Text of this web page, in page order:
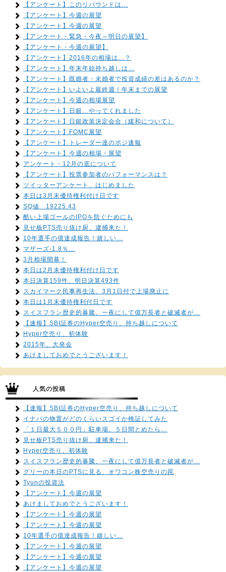
【アンケート】このリバウンドは…
【アンケート】今週の展望
【アンケート】今週の展望
【アンケート・緊急・今夜～明日の展望】
【アンケート・今週の展望】
【アンケート】2016年の相場は…？
【アンケート】年末年始持ち越しは…
【アンケート】既婚者・未婚者で投資成績の差はあるのか？
【アンケート】いよいよ最終週！年末までの展望
【アンケート】今週の相場展望
【アンケート】日銀…やってくれました
【アンケート】日銀政策決定会合（緩和について）
【アンケート】FOMC展望
【アンケート】トレーダー達のポジ速報
【アンケート】今週の相場・展望
アンケート・12月の底について
【アンケート】投票参加者のパフォーマンスは？
ツイッターアンケート、はじめました
本日は3月末優待権利付け日です
SQ値 19225.43
酷い上場ゴールのIPOを防ぐためにも
見せ板PTS売り抜け厨、逮捕来た！
10年選手の億達成報告！嬉しい…
マザーズ-1.8％…
3月相場開幕！
本日は2月末優待権利付け日です
本日決算159件、明日決算493件
スカイマーク民事再生法、3月1日付で上場廃止に
本日は1月末優待権利付日です
スイスフラン歴史的暴騰、一夜にして億万長者と破滅者が…
【速報】SBI証券のHyper空売り、持ち越しについて
Hyper空売り、初体験
2015年、大発会
あけましておめでとうございます！
人気の投稿
【速報】SBI証券のHyper空売り、持ち越しについて
イナバの物置がどのくらいスゴイか検証してみた
「１日最大５００円」駐車場、５日間とめたら…
見せ板PTS売り抜け厨、逮捕来た！
Hyper空売り、初体験
スイスフラン歴史的暴騰、一夜にして億万長者と破滅者が…
グリーの本日のPTSに見る、オワコン株空売りの罠
Tyunの投資法
【アンケート】今週の展望
あけましておめでとうございます！
【アンケート】今週の展望
【アンケート】今週の展望
10年選手の億達成報告！嬉しい…
【アンケート】今週の展望
【アンケート】今週の展望
【アンケート】今週の展望